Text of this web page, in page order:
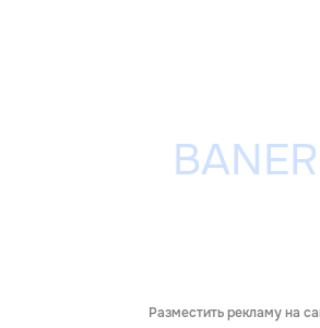
Разместить рекламу на